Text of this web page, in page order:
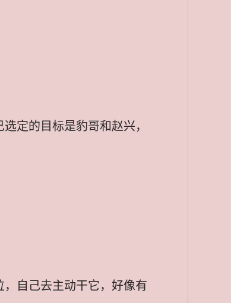
定的目标是豹哥和赵兴，
自己去主动干它，好像有